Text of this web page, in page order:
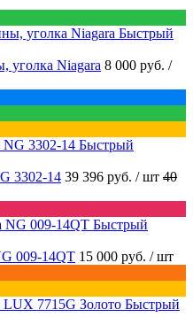
Быстрый
уголка Niagara 8 000 руб. /
Быстрый
3302-14 39 396 руб. / шт 40
Быстрый
009-14QT 15 000 руб. / шт
Быстрый